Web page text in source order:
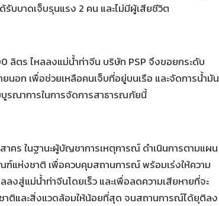
บบาดเจ็บรุนแรง 2 คน และไม่มีผู้เสียชีวิต
ตร ไหลลงแม่น้ำท่าจีน บริษัท PSP จึงขอยกระดับ
อก เพื่อช่วยเหลือคนเจ็บที่อยู่บนเรือ และจัดการน้ำมัน
รณาการในการจัดการสาธารณภัยนี้
คร ในฐานะผู้บัญชาการเหตุการณ์ ดำเนินการตามแผน
แห่งชาติ เพื่อควบคุมสถานการณ์ พร้อมเร่งให้ความ
งสู่แม่น้ำท่าจีนโดยเร็ว และเพื่อลดความเสียหายที่จะ
ติและสิ่งแวดล้อมให้น้อยที่สุด จนสถานการณ์ได้ยุติลง